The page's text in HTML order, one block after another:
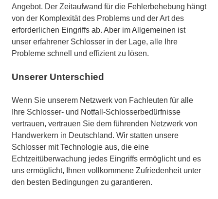
Angebot. Der Zeitaufwand für die Fehlerbehebung hängt
von der Komplexität des Problems und der Art des
erforderlichen Eingriffs ab. Aber im Allgemeinen ist
unser erfahrener Schlosser in der Lage, alle Ihre
Probleme schnell und effizient zu lösen.
Unserer Unterschied
Wenn Sie unserem Netzwerk von Fachleuten für alle
Ihre Schlosser- und Notfall-Schlosserbedürfnisse
vertrauen, vertrauen Sie dem führenden Netzwerk von
Handwerkern in Deutschland. Wir statten unsere
Schlosser mit Technologie aus, die eine
Echtzeitüberwachung jedes Eingriffs ermöglicht und es
uns ermöglicht, Ihnen vollkommene Zufriedenheit unter
den besten Bedingungen zu garantieren.